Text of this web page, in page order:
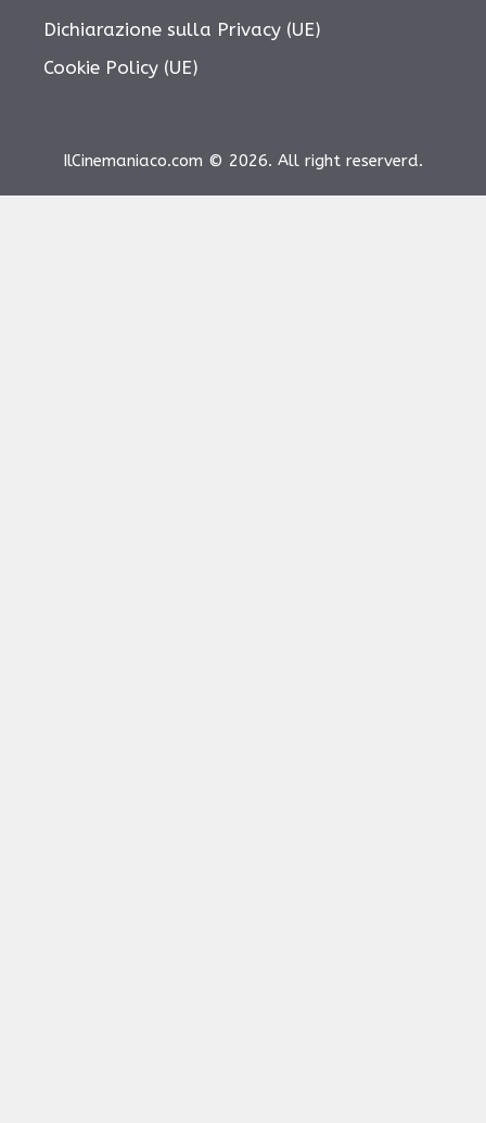
Dichiarazione sulla Privacy (UE)
Cookie Policy (UE)
IlCinemaniaco.com © 2026. All right reserverd.